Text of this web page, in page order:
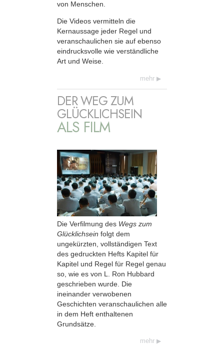
von Menschen.
Die Videos vermitteln die
Kernaussage jeder Regel und
veranschaulichen sie auf ebenso
eindrucksvolle wie verständliche
Art und Weise.
mehr
DER WEG ZUM
GLÜCKLICHSEIN
ALS FILM
Die Verfilmung des Wegs zum
Glücklichsein folgt dem
ungekürzten, vollständigen Text
des gedruckten Hefts Kapitel für
Kapitel und Regel für Regel genau
so, wie es von L. Ron Hubbard
geschrieben wurde. Die
ineinander verwobenen
Geschichten veranschaulichen alle
in dem Heft enthaltenen
Grundsätze.
mehr